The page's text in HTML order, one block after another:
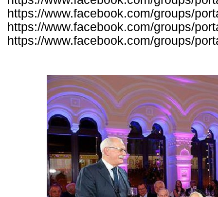
https://www.facebook.com/groups/
https://www.facebook.com/groups/
https://www.facebook.com/groups/